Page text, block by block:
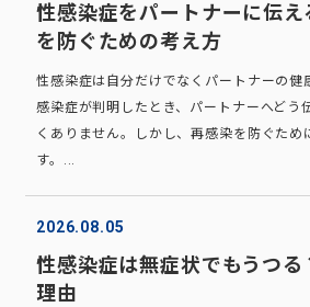
性感染症をパートナーに伝
を防ぐための考え方
性感染症は自分だけでなくパートナーの健
感染症が判明したとき、パートナーへどう
くありません。しかし、再感染を防ぐため
す。...
2026.08.05
性感染症は無症状でもうつる
理由